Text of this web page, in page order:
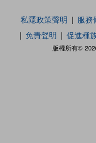
版權所有©
私隱政策聲明 服務
免責聲明
促進種